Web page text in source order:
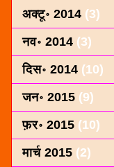
अक्टू॰ 2014 (3)
नव॰ 2014 (3)
दिस॰ 2014 (10)
जन॰ 2015 (9)
फ़र॰ 2015 (10)
मार्च 2015 (2)